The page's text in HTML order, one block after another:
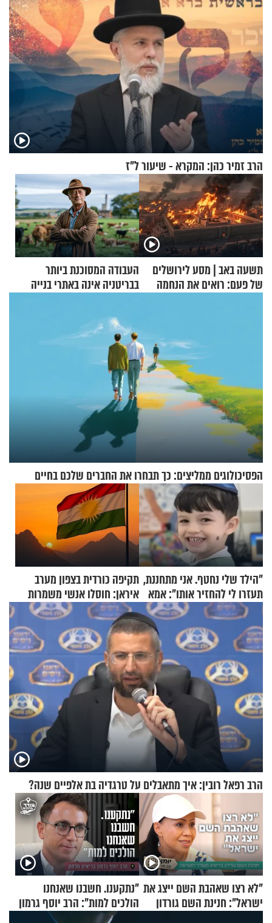
הרב זמיר כהן: המקרא - שיעור ל"ז
תשעה באב | מסע לירושלים
של פעם: רואים את הנחמה
העבודה המסוכנת ביותר
בבריטניה אינה באתרי בנייה
הפסיכולוגים ממליצים: כך תבחרו את החברים שלכם בחיים
"הילד שלי נחטף. אני מתחננת,
תעזרו לי להחזיר אותו": אמא
של יובל בן ה-4 בריאיון דומע
תקיפה כורדית בצפון מערב
איראן: חוסלו אנשי משמרות
המהפכה
הרב רפאל רובין: איך מתאבלים על טרגדיה בת אלפיים שנה?
"לא רצו שאהבת השם ייצג את
ישראל": חנינת השם גורדון
"נתקענו. חשבנו שאנחנו
הולכים למות": הרב יוסף גרמון
בריאיון מרתק